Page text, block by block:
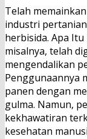
Telah
industri
herbisida. Apa
misalnya, telah
mengendalikan
Penggunaannya
panen dengan
gulma. Namun,
kekhawatiran
kesehatan